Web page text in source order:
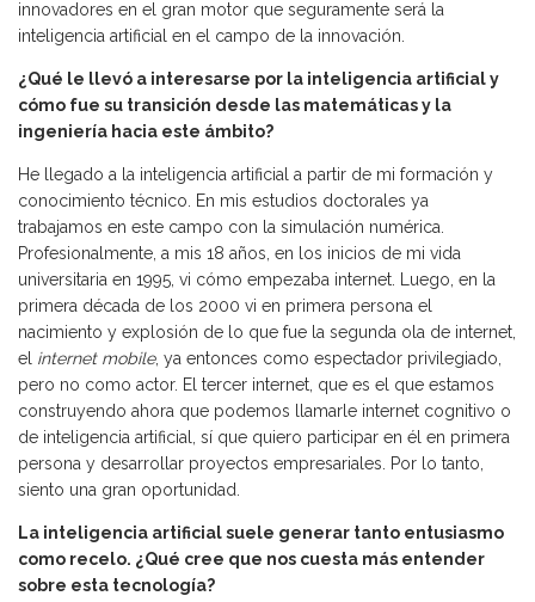
innovadores en el gran motor que seguramente será la
inteligencia artificial en el campo de la innovación.
¿Qué le llevó a interesarse por la inteligencia artificial y
cómo fue su transición desde las matemáticas y la
ingeniería hacia este ámbito?
He llegado a la inteligencia artificial a partir de mi formación y
conocimiento técnico. En mis estudios doctorales ya
trabajamos en este campo con la simulación numérica.
Profesionalmente, a mis 18 años, en los inicios de mi vida
universitaria en 1995, vi cómo empezaba internet. Luego, en la
primera década de los 2000 vi en primera persona el
nacimiento y explosión de lo que fue la segunda ola de internet,
el internet mobile, ya entonces como espectador privilegiado,
pero no como actor. El tercer internet, que es el que estamos
construyendo ahora que podemos llamarle internet cognitivo o
de inteligencia artificial, sí que quiero participar en él en primera
persona y desarrollar proyectos empresariales. Por lo tanto,
siento una gran oportunidad.
La inteligencia artificial suele generar tanto entusiasmo
como recelo. ¿Qué cree que nos cuesta más entender
sobre esta tecnología?